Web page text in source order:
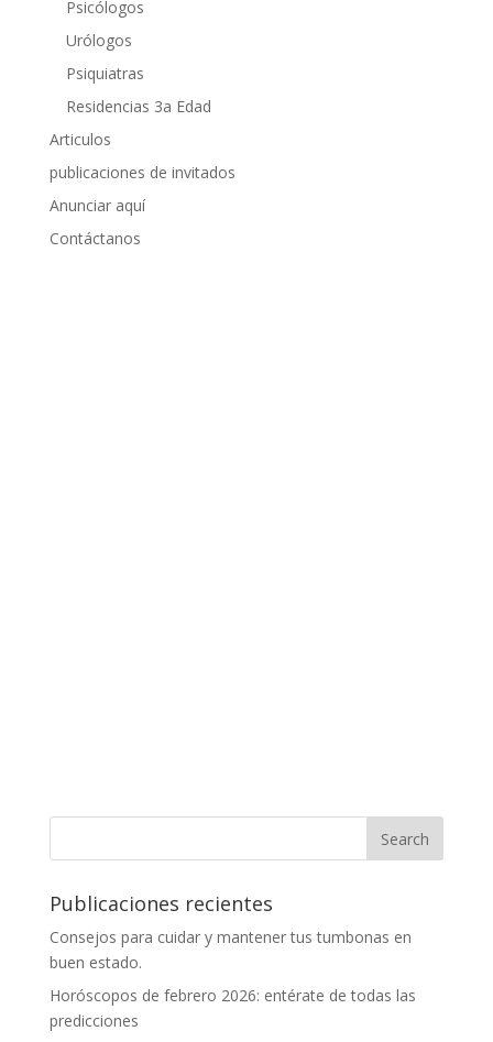
Psicólogos
Urólogos
Psiquiatras
Residencias 3a Edad
Articulos
publicaciones de invitados
Anunciar aquí
Contáctanos
Publicaciones recientes
Consejos para cuidar y mantener tus tumbonas en
buen estado.
Horóscopos de febrero 2026: entérate de todas las
predicciones